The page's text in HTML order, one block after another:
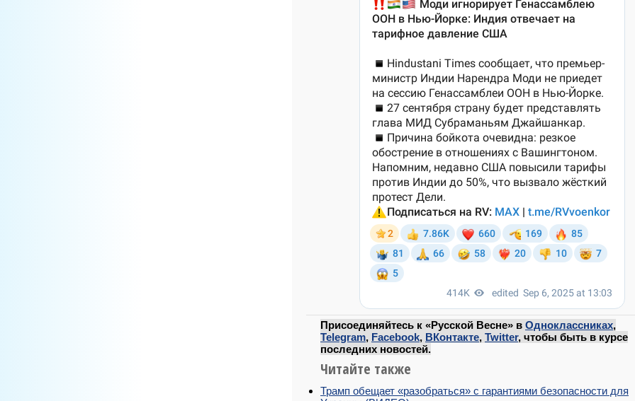
Присоединяйтесь к «Русской Весне» в Одноклассниках,
Telegram, Facebook, ВКонтакте, Twitter, чтобы быть в курсе
последних новостей.
Читайте также
Трамп обещает «разобраться» с гарантиями безопасности для